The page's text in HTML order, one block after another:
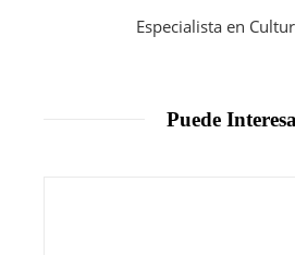
Especialista en
Puede